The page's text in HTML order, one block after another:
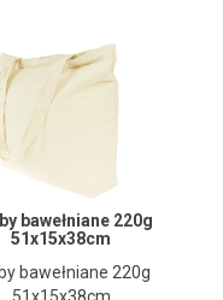
bawełniane 220g
51x15x38cm
bawełniane 220g
51x15x38cm